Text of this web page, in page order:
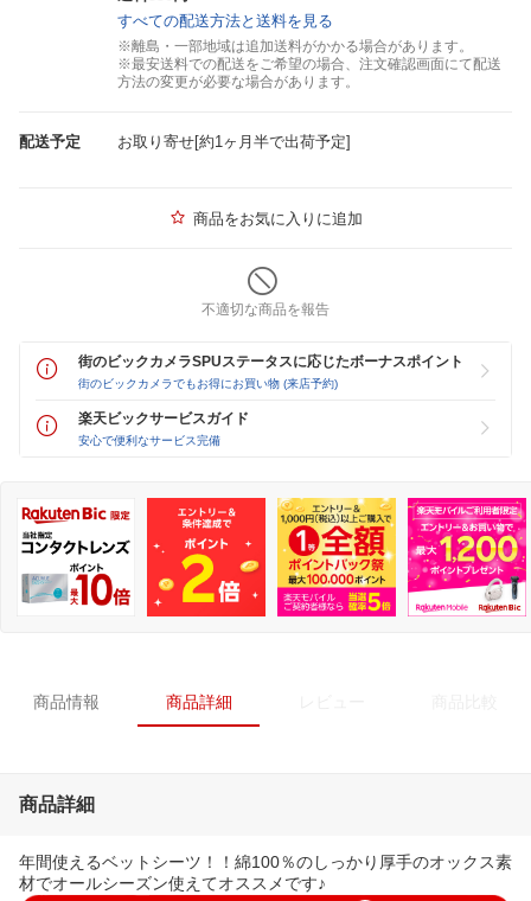
すべての配送方法と送料を見る
※離島・一部地域は追加送料がかかる場合があります。
※最安送料での配送をご希望の場合、注文確認画面にて配送
方法の変更が必要な場合があります。
配送予定 お取り寄せ[約1ヶ月半で出荷予定]
商品をお気に入りに追加
不適切な商品を報告
街のビックカメラSPUステータスに応じたボーナスポイント
街のビックカメラでもお得にお買い物 (来店予約)
楽天ビックサービスガイド
安心で便利なサービス完備
商品情報 商品詳細
商品詳細
年間使えるベットシーツ！！綿100％のしっかり厚手のオックス素
材でオールシーズン使えてオススメです♪